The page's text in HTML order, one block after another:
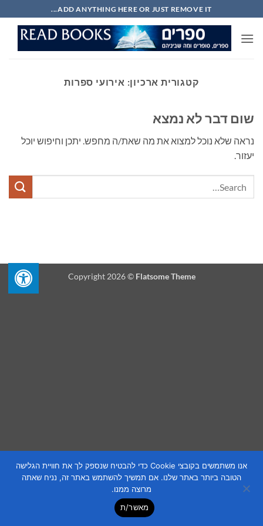
to
content
ADD ANYTHING HERE OR JUST REMOVE IT...
קטגורית ארכיון: אירועי ספרות
שום דבר לא נמצא
נראה שלא נוכל למצוא את מה שאת/ה מחפש. יתכן וחיפוש יוכל
יעזור.
Copyright 2026 © Flatsome Theme
אנו משתמשים בקובצי Cookie כדי להבטיח שנספק לך את חוויית הגלישה
הטובה ביותר באתר שלנו. אם תמשיך להשתמש באתר זה, נניח שאתה
מרוצה ממנו.
מאשר/ת